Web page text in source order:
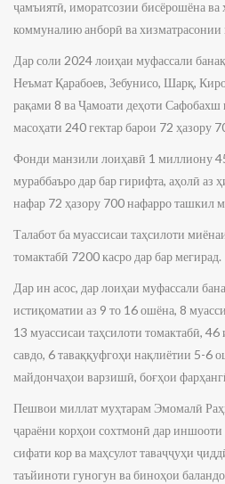
ҷамъиятӣ, иморатсозии бисёрошёна ва
коммуналию анборӣ ва хизматрасонии
Дар соли 2024 лоиҳаи муфассали
Неъмат Қарабоев, Зебунисо, Шарқ,
рақами 8 ва Ҷамоати деҳоти Сафобахш
масоҳати 240 гектар барои 72 ҳазору
Фонди манзили лоиҳавӣ 1 миллиону
мураббаъро дар бар гирифта, аҳолӣ аз
нафар 72 ҳазору 700 нафарро ташкил
Талабот ба муассисаи таҳсилоти
томактабӣ 7200 касро дар бар мегирад.
Дар ин асос, дар лоиҳаи муфассали
истиқоматии аз 9 то 16 ошёна, 8
13 муассисаи таҳсилоти томактабӣ,
савдо, 6 таваққуфгоҳи нақлиётии 5-6
майдончаҳои варзишӣ, боғҳои
Пешвои миллат муҳтарам Эмомалӣ
ҷараёни корҳои сохтмонӣ дар
сифати кор ва маҳсулот таваҷҷуҳи
таъйиноти гуногун ва биноҳои